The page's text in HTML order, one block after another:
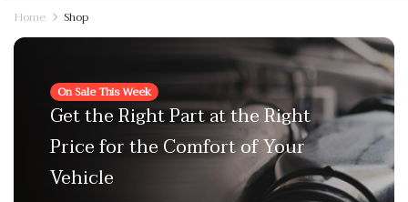
Home Shop
On Sale This Week
Get the Right Part at the Right
Price for the Comfort of Your
Vehicle